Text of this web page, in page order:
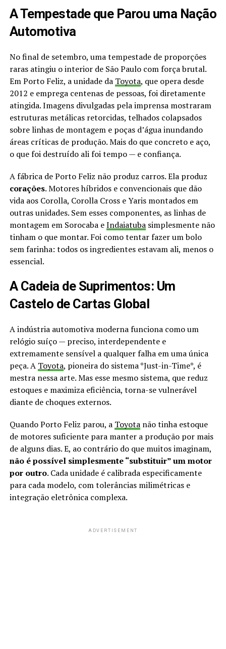
A Tempestade que Parou uma Nação
Automotiva
No final de setembro, uma tempestade de proporções
raras atingiu o interior de São Paulo com força brutal.
Em Porto Feliz, a unidade da Toyota, que opera desde
2012 e emprega centenas de pessoas, foi diretamente
atingida. Imagens divulgadas pela imprensa mostraram
estruturas metálicas retorcidas, telhados colapsados
sobre linhas de montagem e poças d’água inundando
áreas críticas de produção. Mais do que concreto e aço,
o que foi destruído ali foi tempo — e confiança.
A fábrica de Porto Feliz não produz carros. Ela produz
corações. Motores híbridos e convencionais que dão
vida aos Corolla, Corolla Cross e Yaris montados em
outras unidades. Sem esses componentes, as linhas de
montagem em Sorocaba eIndaiatubasimplesmente não
tinham o que montar. Foi como tentar fazer um bolo
sem farinha: todos os ingredientes estavam ali, menos o
essencial.
A Cadeia de Suprimentos: Um
Castelo de Cartas Global
A indústria automotiva moderna funciona como um
relógio suíço — preciso, interdependente e
extremamente sensível a qualquer falha em uma única
peça. A Toyota, pioneira do sistema *Just-in-Time*, é
mestra nessa arte. Mas esse mesmo sistema, que reduz
estoques e maximiza eficiência, torna-se vulnerável
diante de choques externos.
Quando Porto Feliz parou, a Toyotanão tinha estoque
de motores suficiente para manter a produção por mais
de alguns dias. E, ao contrário do que muitos imaginam,
não é possível simplesmente “substituir” um motor
por outro. Cada unidade é calibrada especificamente
para cada modelo, com tolerâncias milimétricas e
integração eletrônica complexa.
ADVERTISEMENT